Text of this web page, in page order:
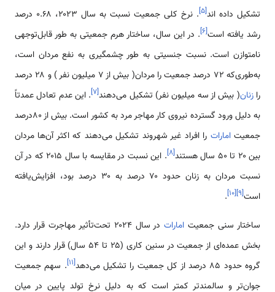
تشکیل داده اند[۵]
. نرخ کلی جمعیت نسبت به سال ۲۰۲۳، ۰.۶۸ درصد
رشد یافته است[۶]. در این سال، ساختار هرم جمعیتی به طور قابل‌توجهی
نامتوازن است. نسبت جنسیتی به طور چشمگیری به نفع مردان است،
به‌طوری‌که ۷۲ درصد جمعیت را مردان( بیش از 7 میلیون نفر ) و ۲۸ درصد
رازنان( بیش از سه میلیون نفر) تشکیل می‌دهند[۷]. این عدم تعادل عمدتاً
به دلیل ورود گسترده نیروی کار مهاجر مرد به کشور است. بیش از 80درصد
جمعیتامارات را افراد غیر شهروند تشکیل می‌دهند که اکثر آن‌ها مردان
بین ۲۰ تا ۵۰ سال هستند
[۸]
. این نسبت در مقایسه با سال ۲۰۱۵ که در آن
نسبت مردان به زنان حدود ۷۰ درصد به ۳۰ درصد بود، افزایش‌یافته
است[۹]
[۱۰]
.
ساختار سنی جمعیت امارات
در سال ۲۰۲۴ تحت‌تأثیر مهاجرت قرار دارد.
بخش عمده‌ای از جمعیت در سنین کاری (۲۵ تا ۵۴ سال) قرار دارند و این
گروه حدود ۸۵ درصد از کل جمعیت را تشکیل می‌دهد
[۱۱]. سهم جمعیت
جوان‌تر و سالمندتر کمتر است که به دلیل نرخ تولد پایین در میان